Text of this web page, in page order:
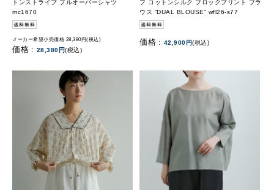
トンストライプ プルオーバーシャツ
mc1670
メーカー希望小売価格 28,380円(税込)
価格 : 28,380円(税込)
フ コットンシルク ブロックプリント ブラ
ウス “DUAL BLOUSE” wfl26-s77
価格 : 42,900円(税込)